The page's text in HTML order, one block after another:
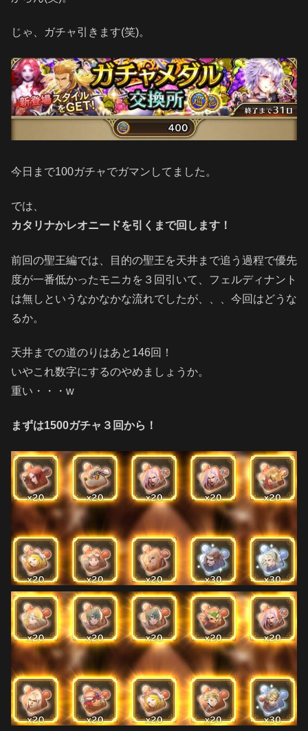
じゃ、ガチャ引きます(笑)。
今日まで100ガチャでガマンしてました。
では、
カタリナかレオニードを引くまで回します！
前回の聖王編では、目的の聖王を天井まで追う過程で優先
度が一番低かったモニカを３回引いて、フェルディナント
は無しというなかなかな流れでしたが、、、今回はどうな
るか。
天井までの道のりはあと146回！
いやこれ数字にするのやめましょうか。
重い・・・w
まずは1500ガチャ３回から！